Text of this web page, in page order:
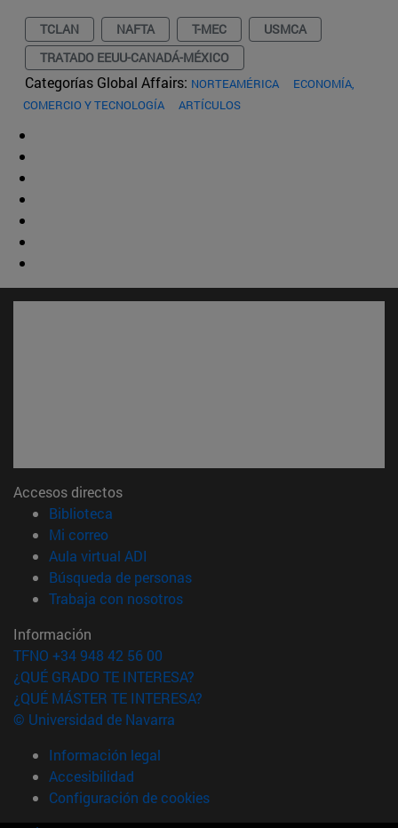
TCLAN NAFTA T-MEC
USMCA
TRATADO EEUU-CANADÁ-MÉXICO
Categorías Global Affairs: NORTEAMÉRICA
ECONOMÍA,
COMERCIO Y TECNOLOGÍA
ARTÍCULOS
Accesos directos
Biblioteca
Mi correo(abre en nueva ventana)
Aula virtual ADI
Búsqueda de personas(abre en nueva ventana)
Trabaja con nosotros(abre en nueva ventana)
Información
TFNO +34 948 42 56 00
¿QUÉ GRADO TE INTERESA?
¿QUÉ MÁSTER TE INTERESA?
© Universidad de Navarra
Información legal
Accesibilidad
Configuración de cookies